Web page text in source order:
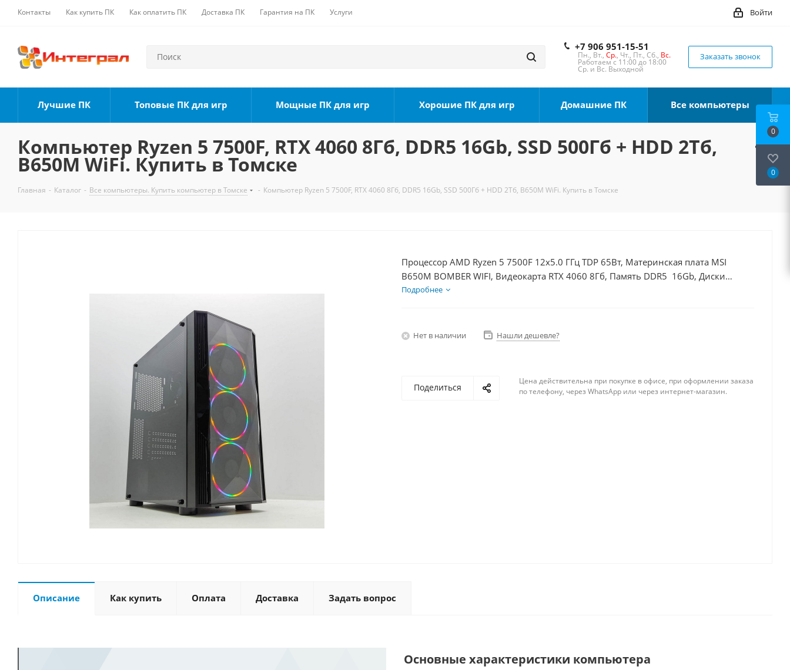
Контакты Как купить ПК Как оплатить ПК Доставка ПК Гарантия на ПК Услуги Войти
+7 906 951-15-51
Пн., Вт., Ср., Чт., Пт., Сб., Вс.
Работаем с 11:00 до 18:00
Ср. и Вс. Выходной
Заказать звонок
Лучшие ПК Топовые ПК для игр Мощные ПК для игр Хорошие ПК для игр Домашние ПК Все компьютеры
Компьютер Ryzen 5 7500F, RTX 4060 8Гб, DDR5 16Gb, SSD 500Гб + HDD 2Тб,
B650M WiFi. Купить в Томске
Главная - Каталог - Все компьютеры. Купить компьютер в Томске - Компьютер Ryzen 5 7500F, RTX 4060 8Гб, DDR5 16Gb, SSD 500Гб + HDD 2Тб, B650M WiFi. Купить в Томске
Процессор AMD Ryzen 5 7500F 12x5.0 ГГц TDP 65Вт, Материнская плата MSI
B650M BOMBER WIFI, Видеокарта RTX 4060 8Гб, Память DDR5 16Gb, Диски
SSD 500Гб + HDD 2Тб, БП 600Вт
Подробнее
Нет в наличии Нашли дешевле?
Поделиться
Цена действительна при покупке в офисе, при оформлении заказа
по телефону, через WhatsApp или через интернет-магазин.
Описание Как купить Оплата Доставка Задать вопрос
Основные характеристики компьютера
0
0